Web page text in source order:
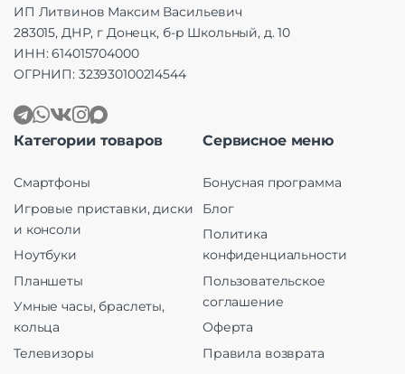
ИП Литвинов Максим Васильевич
283015, ДНР, г Донецк, б-р Школьный, д. 10
ИНН: 614015704000
ОГРНИП: 323930100214544
Категории товаров
Смартфоны
Игровые приставки, диски
и консоли
Ноутбуки
Планшеты
Умные часы, браслеты,
кольца
Телевизоры
Сервисное меню
Бонусная программа
Блог
Политика
конфиденциальности
Пользовательское
соглашение
Оферта
Правила возврата